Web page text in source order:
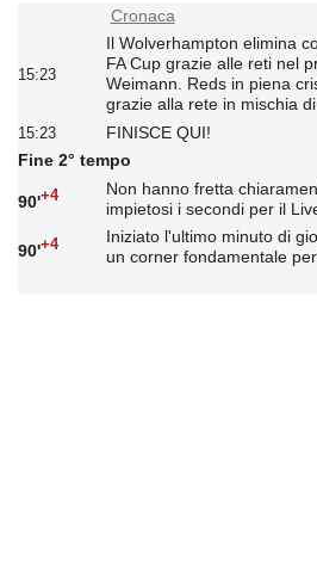
Cronaca
15:23
Il Wolverhampton elimina
FA Cup grazie alle reti nel
Weimann. Reds in piena
grazie alla rete in mischia
15:23
FINISCE QUI!
Fine 2° tempo
90'+4
Non hanno fretta
impietosi i secondi per il
90'+4
Iniziato l'ultimo minuto di
un corner fondamentale per